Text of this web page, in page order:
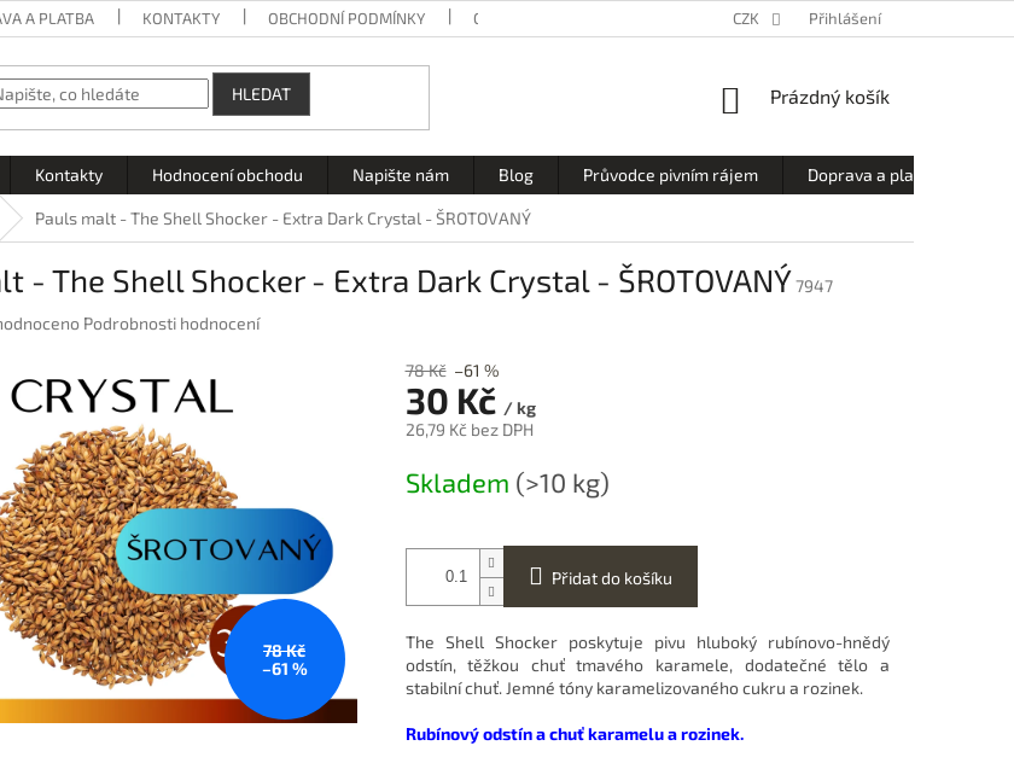
A PLATBA KONTAKTY OBCHODNÍ PODMÍNKY OCHRANA OSOBNÍCH ÚDAJŮ SOUBORY COOKIES
CZK Přihlášení
HLEDAT
NÁKUPNÍ
Prázdný košík
Kontakty Hodnocení obchodu Napište nám Blog Průvodce pivním rájem Doprava a platba
Pauls malt - The Shell Shocker - Extra Dark Crystal - ŠROTOVANÝ
- The Shell Shocker - Extra Dark Crystal - ŠROTOVANÝ7947
Podrobnosti hodnocení
78 Kč
–61 %
78 Kč –61 %
30 Kč / kg
26,79 Kč bez DPH
cena:
Skladem (>10 kg)
Přidat do košíku
The Shell Shocker poskytuje pivu hluboký rubínovo-hnědý
odstín, těžkou chuť tmavého karamele, dodatečné tělo a
stabilní chuť. Jemné tóny karamelizovaného cukru a rozinek.
Rubínový odstín a chuť karamelu a rozinek.